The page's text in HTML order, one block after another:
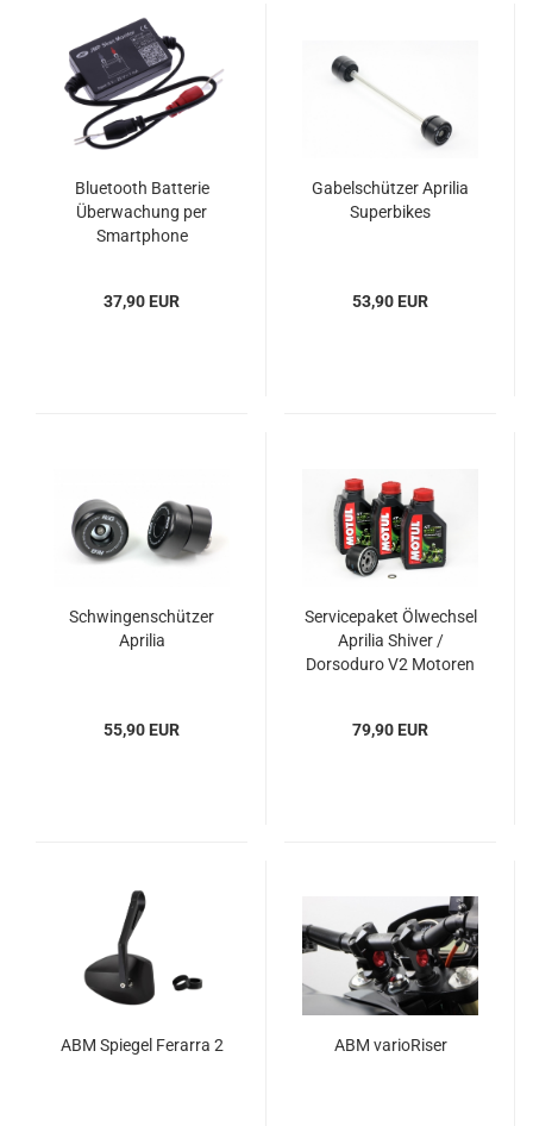
Bluetooth Batterie
Überwachung per
Smartphone
37,90 EUR
Gabelschützer Aprilia
Superbikes
53,90 EUR
Schwingenschützer
Aprilia
55,90 EUR
Servicepaket Ölwechsel
Aprilia Shiver /
Dorsoduro V2 Motoren
79,90 EUR
ABM Spiegel Ferarra 2 ABM varioRiser